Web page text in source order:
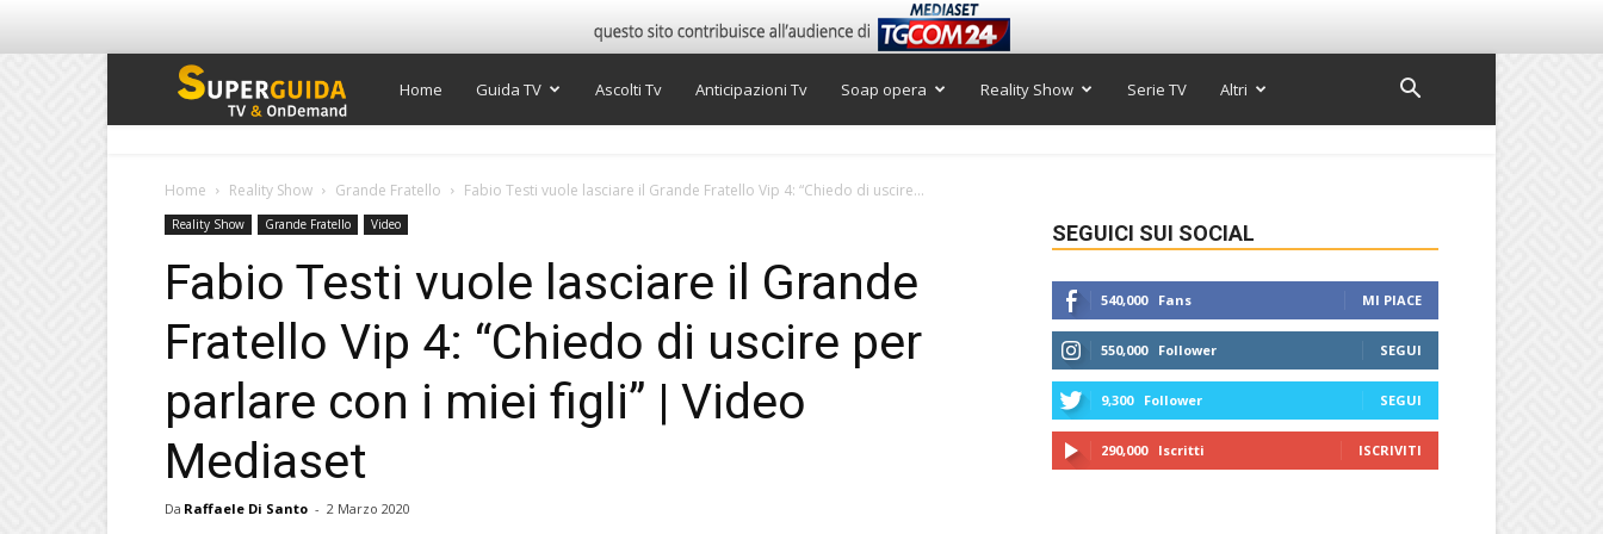
Super
TV
Home Guida TV Ascolti Tv Anticipazioni Tv Soap opera Reality Show Serie TV Altri
Home Reality Show Grande Fratello Fabio Testi vuole lasciare il Grande Fratello Vip 4: “Chiedo di uscire...
Reality Show Grande Fratello Video
Fabio Testi vuole lasciare il Grande
Fratello Vip 4: “Chiedo di uscire per
parlare con i miei figli” | Video
Mediaset
Da Raffaele Di Santo - 2 Marzo 2020
SEGUICI SUI SOCIAL
540,000 Fans MI PIACE
550,000 Follower SEGUI
9,300 Follower SEGUI
290,000 Iscritti ISCRIVITI